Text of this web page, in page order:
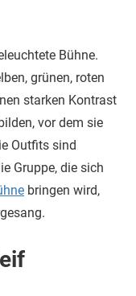
Bühne.
grünen, roten
starken Kontrast
vor dem sie
Outfits sind
Gruppe, die sich
bringen wird,